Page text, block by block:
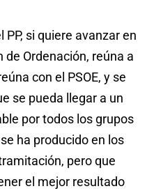
si quiere avanzar en
de Ordenación, reúna a
con el PSOE, y se
se pueda llegar a un
por todos los grupos
ha producido en los
pero que
el mejor resultado